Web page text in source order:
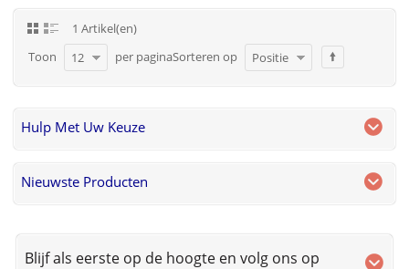
1 Artikel(en)
Toon
12 per paginaSorteren op Positie
Hulp Met Uw Keuze
Nieuwste Producten
Blijf als eerste op de hoogte en volg ons op